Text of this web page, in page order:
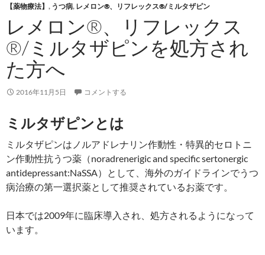
【薬物療法】 , うつ病, レメロン®、リフレックス®/ミルタザピン
レメロン®、リフレックス
®/ミルタザピンを処方され
た方へ
2016年11月5日 コメントする
ミルタザピンとは
ミルタザピンはノルアドレナリン作動性・特異的セロトニ
ン作動性抗うつ薬（noradrenerigic and specific sertonergic
antidepressant:NaSSA）として、海外のガイドラインでうつ
病治療の第一選択薬として推奨されているお薬です。
日本では2009年に臨床導入され、処方されるようになって
います。